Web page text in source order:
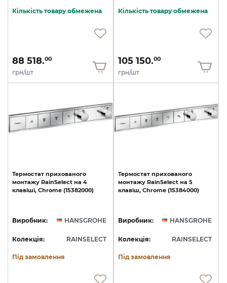
Кількість товару обмежена
88 518.00
грн/шт
Кількість товару обмежена
105 150.00
грн/шт
Термостат прихованого
монтажу RainSelect на 4
клавіші, Chrome (15382000)
Виробник: HANSGROHE
Колекція: RAINSELECT
Під замовлення
Термостат прихованого
монтажу RainSelect на 5
клавіш, Chrome (15384000)
Виробник: HANSGROHE
Колекція: RAINSELECT
Під замовлення